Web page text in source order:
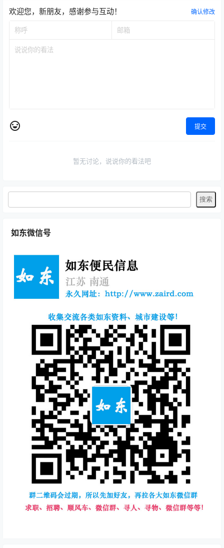
欢迎您，新朋友，感谢参与互动！ 确认修改
提交
暂无讨论，说说你的看法吧
如东微信号